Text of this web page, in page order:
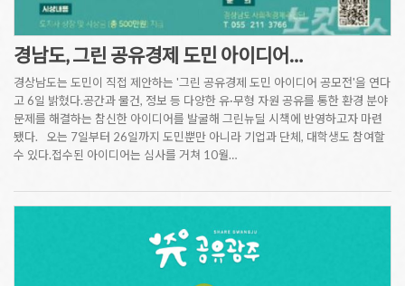
경남도, 그린 공유경제 도민 아이디어…
경상남도는 도민이 직접 제안하는 '그린 공유경제 도민 아이디어 공모전'을 연다
고 6일 밝혔다.공간과 물건, 정보 등 다양한 유·무형 자원 공유를 통한 환경 분야
문제를 해결하는 참신한 아이디어를 발굴해 그린뉴딜 시책에 반영하고자 마련
됐다. 오는 7일부터 26일까지 도민뿐만 아니라 기업과 단체, 대학생도 참여할
수 있다.접수된 아이디어는 심사를 거쳐 10월…